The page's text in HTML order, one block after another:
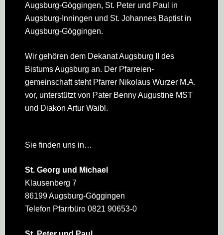
Augsburg-Göggingen, St. Peter und Paul in
Augsburg-Inningen und St. Johannes Baptist in
Augsburg-Göggingen.
Wir gehören dem Dekanat Augsburg II des
Bistums Augsburg an. Der Pfarreien­
gemeinschaft steht Pfarrer Nikolaus Wurzer M.A.
vor, unterstützt von Pater Benny Augustine MST
und Diakon Artur Waibl.
Sie finden uns in…
St. Georg und Michael
Klausenberg 7
86199 Augsburg-Göggingen
Telefon Pfarrbüro 0821 90653-0